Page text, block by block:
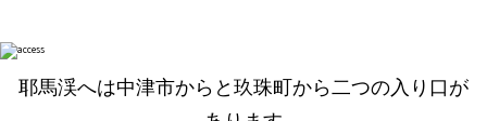
耶馬渓へは中津市からと玖珠町から二つの入り口が